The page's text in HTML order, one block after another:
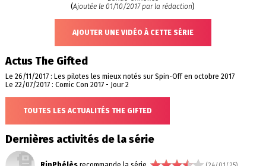
(Ajoutée le 01/10/2017 par la rédaction)
AJOUTER UNE VIDÉO À CETTE SÉRIE
Actus The Gifted
Le 26/11/2017 : Les pilotes les mieux notés sur Spin-Off en octobre 2017
Le 22/07/2017 : Comic Con 2017 - Jour 2
TOUTES LES ACTUALITÉS THE GIFTED
Dernières activités de la série